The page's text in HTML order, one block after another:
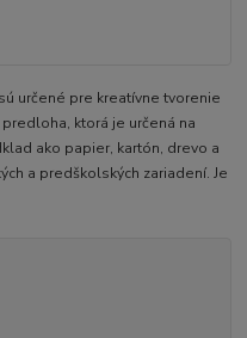
určené pre kreatívne tvorenie
ktorá je určená na
ako papier, kartón, drevo a
a predškolských zariadení. Je